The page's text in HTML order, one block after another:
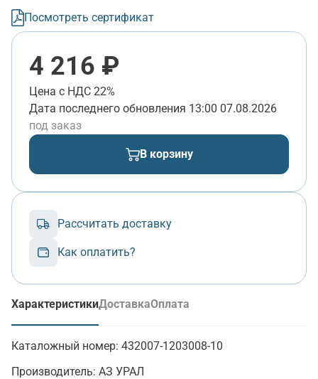
Посмотреть сертификат
4 216 ₽
Цена с НДС 22%
Дата последнего обновления 13:00 07.08.2026
под заказ
В корзину
Рассчитать доставку
Как оплатить?
Характеристики
(активная вкладка)
ДоставкаОплата
Каталожный номер: 432007-1203008-10
Производитель: АЗ УРАЛ